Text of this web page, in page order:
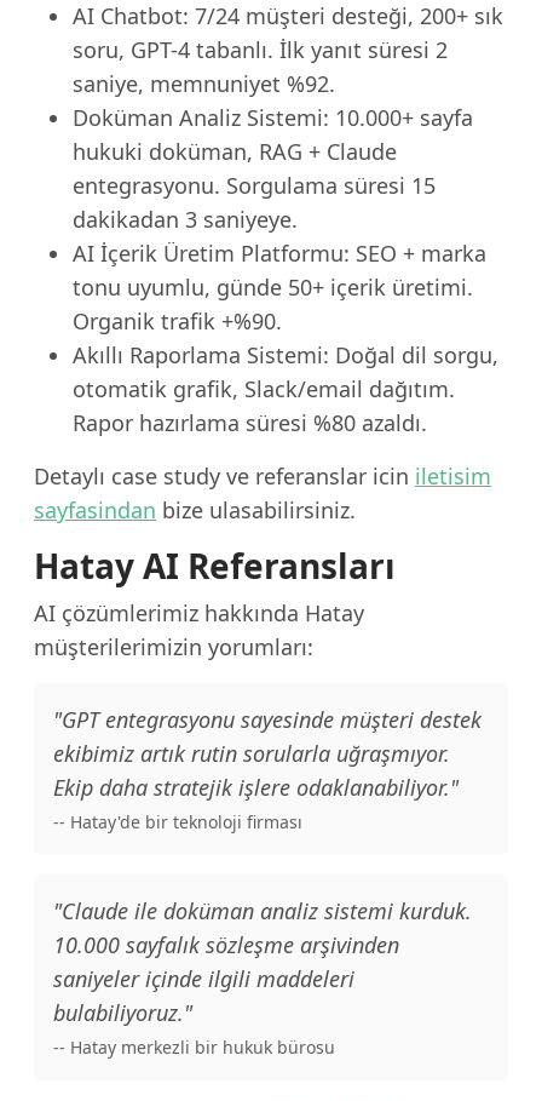
AI Chatbot: 7/24 müşteri desteği, 200+ sık
soru, GPT-4 tabanlı. İlk yanıt süresi 2
saniye, memnuniyet %92.
Doküman Analiz Sistemi: 10.000+ sayfa
hukuki doküman, RAG + Claude
entegrasyonu. Sorgulama süresi 15
dakikadan 3 saniyeye.
AI İçerik Üretim Platformu: SEO + marka
tonu uyumlu, günde 50+ içerik üretimi.
Organik trafik +%90.
Akıllı Raporlama Sistemi: Doğal dil sorgu,
otomatik grafik, Slack/email dağıtım.
Rapor hazırlama süresi %80 azaldı.
Detaylı case study ve referanslar icin iletisim
sayfasindan bize ulasabilirsiniz.
Hatay AI Referansları
AI çözümlerimiz hakkında Hatay
müşterilerimizin yorumları:
"GPT entegrasyonu sayesinde müşteri destek
ekibimiz artık rutin sorularla uğraşmıyor.
Ekip daha stratejik işlere odaklanabiliyor."
-- Hatay'de bir teknoloji firması
"Claude ile doküman analiz sistemi kurduk.
10.000 sayfalık sözleşme arşivinden
saniyeler içinde ilgili maddeleri
bulabiliyoruz."
-- Hatay merkezli bir hukuk bürosu